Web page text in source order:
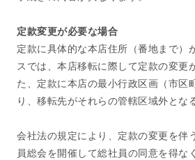
定款変更が必要な場合
定款に具体的な本店住所（番地まで）
スでは、本店移転に際して定款の変更
た、定款に本店の最小行政区画（市区
り、移転先がそれらの管轄区域外とな
会社法の規定により、定款の変更を伴
員総会を開催して総社員の同意を得な